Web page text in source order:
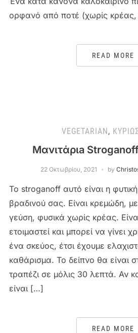
ορφανό από ποτέ (χωρίς κρέας,
READ MORE
VEGETARIAN,
Μανιτάριa
22 Οκτωβρίου, 2021 by
Το stroganoff αυτό είναι η
βραδινού σας. Είναι κρεμώδη,
γεύση, φυσικά χωρίς κρέας.
ετοιμαστεί και μπορεί να γίνει
ένα σκεύος, έτσι έχουμε
καθάρισμα. Το δείπνο θα είναι
τραπέζι σε μόλις 30 λεπτά. Αν
είναι […]
READ MORE